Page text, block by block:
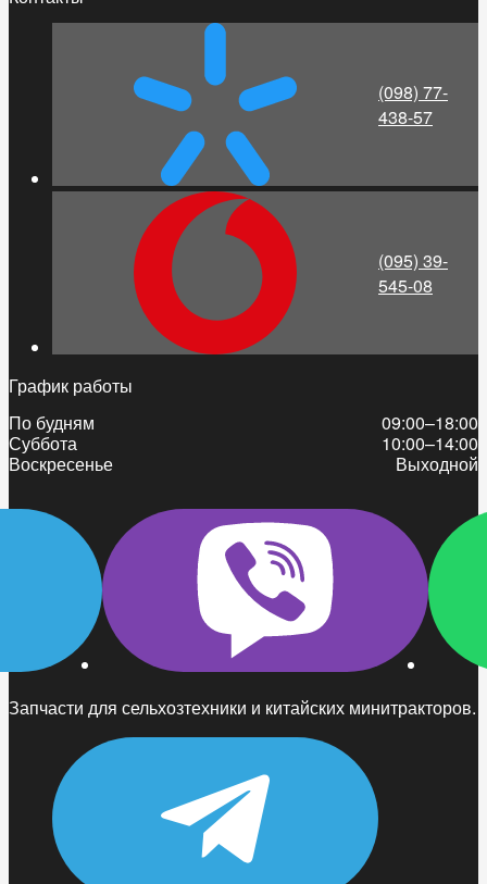
Запчасти для сельхозтехники и китайских минитракторов.
(098) 77-
438-57
(095) 39-
545-08
График работы
По будням
09:00–18:00
Суббота
10:00–14:00
Воскресенье
Выходной